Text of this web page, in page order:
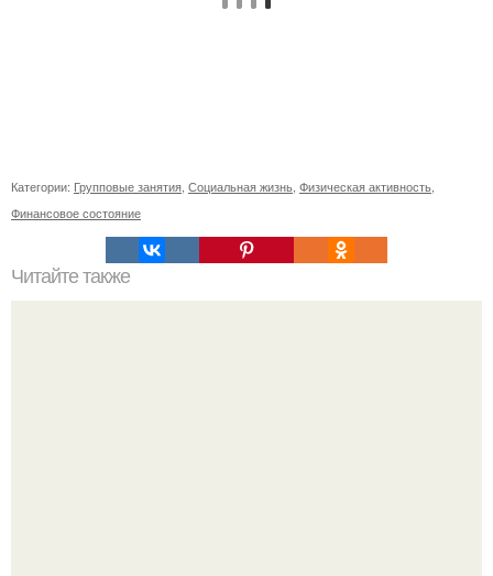
Категории: Групповые занятия, Социальная жизнь, Физическая активность,
Финансовое состояние
Читайте также